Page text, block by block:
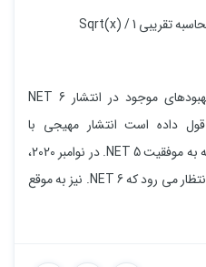
این‌ها بخشی از موارد جدید و بهبودهای موجود در انتشار NET 6
Preview 1 بودند. دات نت 6 قول داده است انتشار مهیجی با
پیشرفت‌های چشم‌گیر باشد. با توجه به موفقیت NET 5. در نوامبر 2020،
در یک محیط بسیار چالش برانگیز، انتظار می رود که NET 6. نیز به موقع